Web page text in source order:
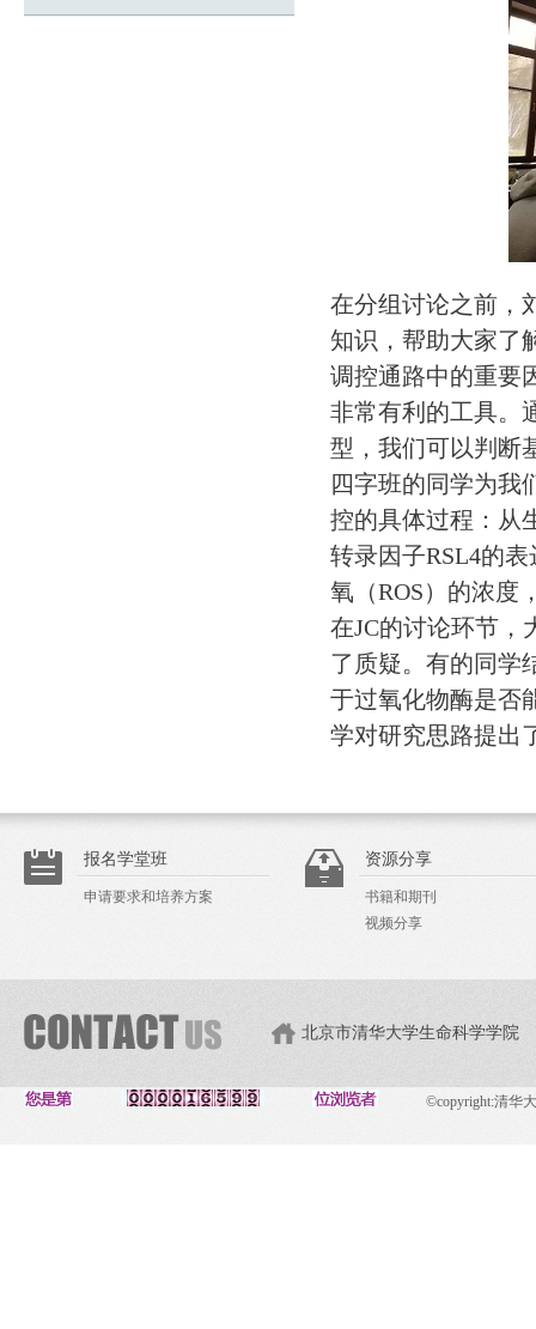
在分组讨论之前，
知识，帮助大家了
调控通路中的重要
非常有利的工具。
型，我们可以判断
四字班的同学为我
控的具体过程：从
转录因子RSL4的
氧（ROS）的浓度
在JC的讨论环节，
了质疑。有的同学
于过氧化物酶是否
学对研究思路提出
报名学堂班
申请要求和培养方案
资源分享
书籍和期刊
视频分享
北京市清华大学生命科学学院
©copyright:清华